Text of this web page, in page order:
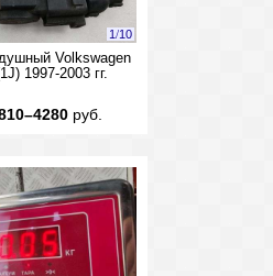
1/10
Volkswagen
1997-2003 гг.
руб.